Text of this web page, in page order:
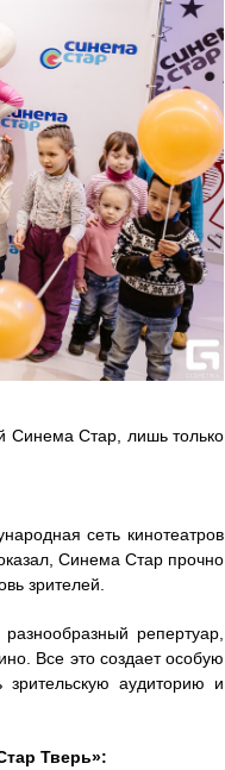
Синема Стар, лишь только
сеть кинотеатров
Синема Стар прочно
зрителей.
репертуар,
Все это создает особую
зрительскую аудиторию и
Тверь»: